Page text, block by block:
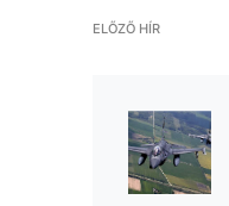
ELŐZŐ HÍR